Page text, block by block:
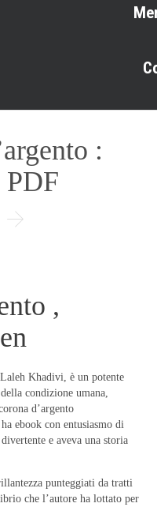
:
PDF

,
Khadivi, è un potente
condizione umana,
d’argento
ebook con entusiasmo di
e aveva una storia
punteggiati da tratti
che l’autore ha lottato per